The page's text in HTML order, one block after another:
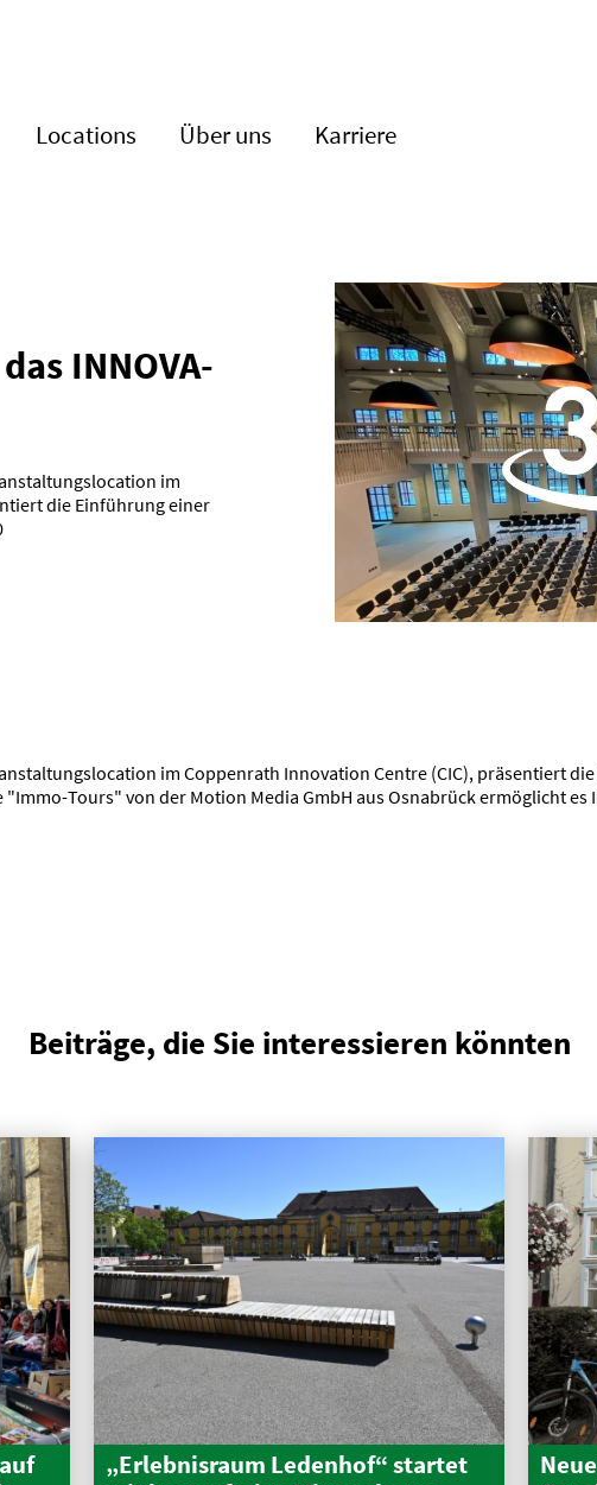
Locations Über uns Karriere
INNOVA­
im
die Einführung einer
im Coppenrath Innovation Centre (CIC), präsentiert
"Immo-Tours" von der Motion Media GmbH aus Osnabrück ermöglicht
Beiträge, die Sie interessieren könnten
„Erleb­nisraum Ledenhof“ startet